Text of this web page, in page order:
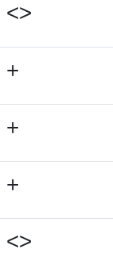
<>
+
+
+
<>